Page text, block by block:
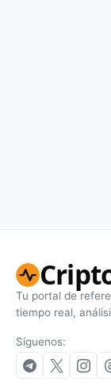
Tu portal de
tiempo real,
Síguenos: